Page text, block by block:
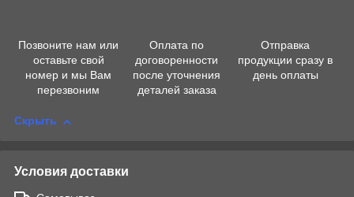
Позвоните нам или
оставьте свой
номер и мы Вам
перезвоним
Оплата по
договоренности
после уточнения
деталей заказа
Отправка
продукции сразу в
день оплаты
Скрыть
Условия доставки